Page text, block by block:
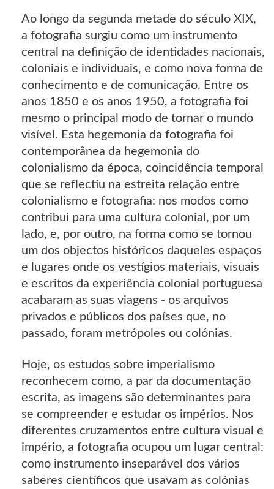
Ao longo da segunda metade do século XIX,
a fotografia surgiu como um instrumento
central na definição de identidades nacionais,
coloniais e individuais, e como nova forma de
conhecimento e de comunicação. Entre os
anos 1850 e os anos 1950, a fotografia foi
mesmo o principal modo de tornar o mundo
visível. Esta hegemonia da fotografia foi
contemporânea da hegemonia do
colonialismo da época, coincidência temporal
que se reflectiu na estreita relação entre
colonialismo e fotografia: nos modos como
contribui para uma cultura colonial, por um
lado, e, por outro, na forma como se tornou
um dos objectos históricos daqueles espaços
e lugares onde os vestígios materiais, visuais
e escritos da experiência colonial portuguesa
acabaram as suas viagens - os arquivos
privados e públicos dos países que, no
passado, foram metrópoles ou colónias.
Hoje, os estudos sobre imperialismo
reconhecem como, a par da documentação
escrita, as imagens são determinantes para
se compreender e estudar os impérios. Nos
diferentes cruzamentos entre cultura visual e
império, a fotografia ocupou um lugar central:
como instrumento inseparável dos vários
saberes científicos que usavam as colónias